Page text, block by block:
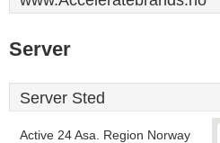
Server
Server Sted
Active 24 Asa. Region Norway